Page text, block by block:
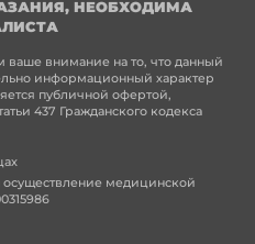
НЕОБХОДИМА
внимание на то, что данный
информационный характер
публичной офертой,
437 Гражданского кодекса
медицинской